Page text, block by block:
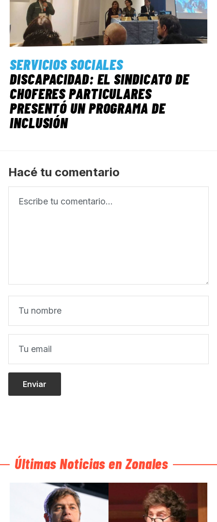
SERVICIOS SOCIALES
DISCAPACIDAD: EL SINDICATO DE
CHOFERES PARTICULARES
PRESENTÓ UN PROGRAMA DE
INCLUSIÓN
Hacé tu comentario
Últimas Noticias en Zonales